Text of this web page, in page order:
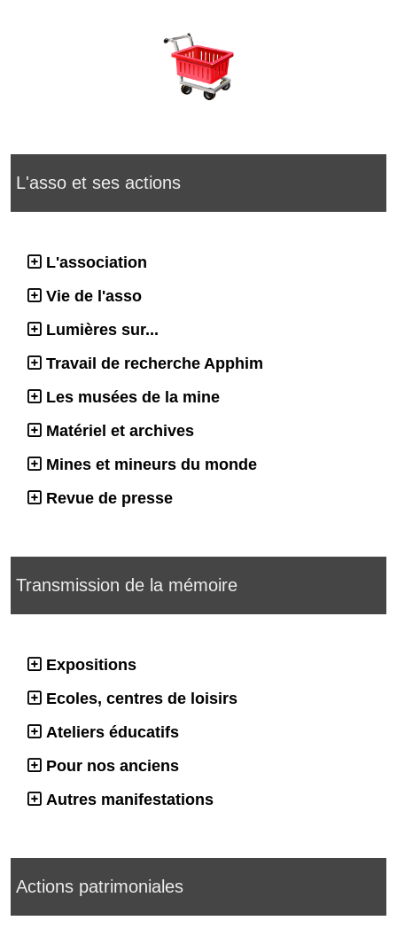
L'asso et ses actions
L'association
Vie de l'asso
Lumières sur...
Travail de recherche Apphim
Les musées de la mine
Matériel et archives
Mines et mineurs du monde
Revue de presse
Transmission de la mémoire
Expositions
Ecoles, centres de loisirs
Ateliers éducatifs
Pour nos anciens
Autres manifestations
Actions patrimoniales